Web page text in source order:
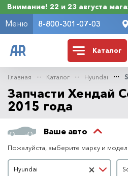
Внимание! 22 и 23 августа
Меню 8-800-301-07-03
Каталог
Главная Каталог Hyundai
Запчасти Хендай
2015 года
Ваше авто
Пожалуйста, выберите марку и
Марка автомобиля
×
Hyundai